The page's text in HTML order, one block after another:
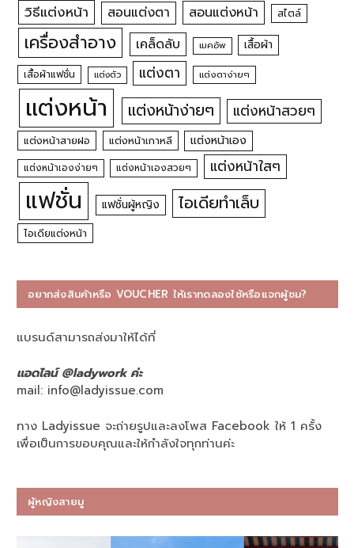
วิธีแต่งหน้า
สอนแต่งตา สอนแต่งหน้า สไตล์
เครื่องสำอาง เคล็ดลับ เมคอัพ เสื้อผ้า
เสื้อผ้าแฟชั่น แต่งตัว แต่งตา แต่งตาง่ายๆ
แต่งหน้า แต่งหน้าง่ายๆ แต่งหน้าสวยๆ
แต่งหน้าสายฝอ แต่งหน้าเกาหลี แต่งหน้าเอง
แต่งหน้าเองง่ายๆ แต่งหน้าเองสวยๆ แต่งหน้าใสๆ
แฟชั่น แฟชั่นผู้หญิง ไอเดียทำเล็บ
ไอเดียแต่งหน้า
อยากส่งสินค้าหรือ VOUCHER ให้เราทดลองใช้หรือแจกผู้ชม?
แบรนด์สามารถส่งมาให้ได้ที่
แอดไลน์ @ladywork ค่ะ
mail: info@ladyissue.com
ทาง Ladyissue จะถ่ายรูปและลงโพส Facebook ให้ 1 ครั้ง
เพื่อเป็นการขอบคุณและให้กำลังใจทุกท่านค่ะ
ผู้หญิงสายมู